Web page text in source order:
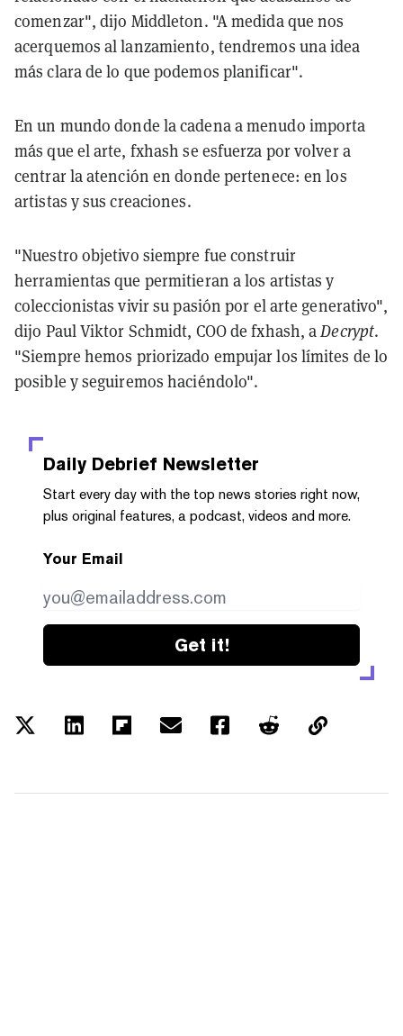
comenzar", dijo Middleton. "A medida que nos
acerquemos al lanzamiento, tendremos una idea
más clara de lo que podemos planificar".
En un mundo donde la cadena a menudo importa
más que el arte, fxhash se esfuerza por volver a
centrar la atención en donde pertenece: en los
artistas y sus creaciones.
"Nuestro objetivo siempre fue construir
herramientas que permitieran a los artistas y
coleccionistas vivir su pasión por el arte generativo",
dijo Paul Viktor Schmidt, COO de fxhash, aDecrypt.
"Siempre hemos priorizado empujar los límites de lo
posible y seguiremos haciéndolo".
Daily Debrief Newsletter
Start every day with the top news stories right now,
plus original features, a podcast, videos and more.
Your Email
Get it!